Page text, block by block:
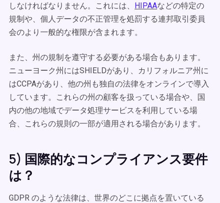
しなければなりません。これには、 HIPAAなどの特定の
規制や、個人データの不正管理を処罰する連邦取引委員
会のより一般的な権限が含まれます。
また、州の規制を遵守する必要がある場合もあります。
ニューヨーク州にはSHIELDがあり、カリフォルニア州に
はCCPAがあり、他の州も独自の法律をオンラインで導入
しています。これらの州の顧客を扱っている場合や、国
内の他の地域でデータ処理サービスを利用している場
合、これらの規則の一部が適用される場合があります。
5) 国際的なコンプライアンス要件
は？
GDPR のような法律は、世界のどこに拠点を置いている